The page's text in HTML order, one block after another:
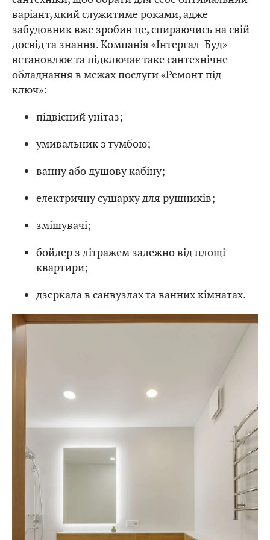
варіант, який служитиме роками, адже
забудовник вже зробив це, спираючись на свій
досвід та знання. Компанія «Інтергал-Буд»
встановлює та підключає таке сантехнічне
обладнання в межах послуги «Ремонт під
ключ»:
підвісний унітаз;
умивальник з тумбою;
ванну або душову кабіну;
електричну сушарку для рушників;
змішувачі;
бойлер з літражем залежно від площі
квартири;
дзеркала в санвузлах та ванних кімнатах.